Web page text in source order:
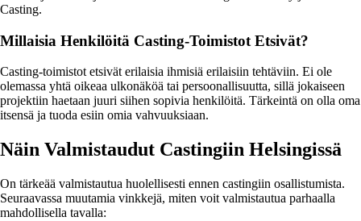
Casting.
Millaisia Henkilöitä Casting-Toimistot Etsivät?
Casting-toimistot etsivät erilaisia ihmisiä erilaisiin tehtäviin. Ei ole
olemassa yhtä oikeaa ulkonäköä tai persoonallisuutta, sillä jokaiseen
projektiin haetaan juuri siihen sopivia henkilöitä. Tärkeintä on olla oma
itsensä ja tuoda esiin omia vahvuuksiaan.
Näin Valmistaudut Castingiin Helsingissä
On tärkeää valmistautua huolellisesti ennen castingiin osallistumista.
Seuraavassa muutamia vinkkejä, miten voit valmistautua parhaalla
mahdollisella tavalla: